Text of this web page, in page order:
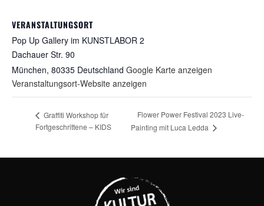
VERANSTALTUNGSORT
Pop Up Gallery im KUNSTLABOR 2
Dachauer Str. 90
München, 80335 Deutschland Google Karte anzeigen
Veranstaltungsort-Website anzeigen
Graffiti Workshop für
Fortgeschrittene – KIDS
Flower Power Festival 2023 Live-
Painting mit Luca Ledda